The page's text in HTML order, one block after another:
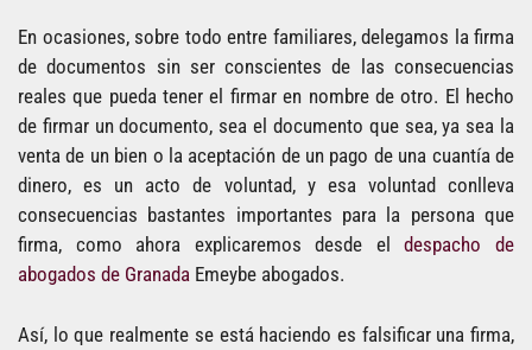
En ocasiones, sobre todo entre familiares, delegamos la firma
de documentos sin ser conscientes de las consecuencias
reales que pueda tener el firmar en nombre de otro. El hecho
de firmar un documento, sea el documento que sea, ya sea la
venta de un bien o la aceptación de un pago de una cuantía de
dinero, es un acto de voluntad, y esa voluntad conlleva
consecuencias bastantes importantes para la persona que
firma, como ahora explicaremos desde eldespacho de
abogados de Granada Emeybe abogados.
Así, lo que realmente se está haciendo es falsificar una firma,